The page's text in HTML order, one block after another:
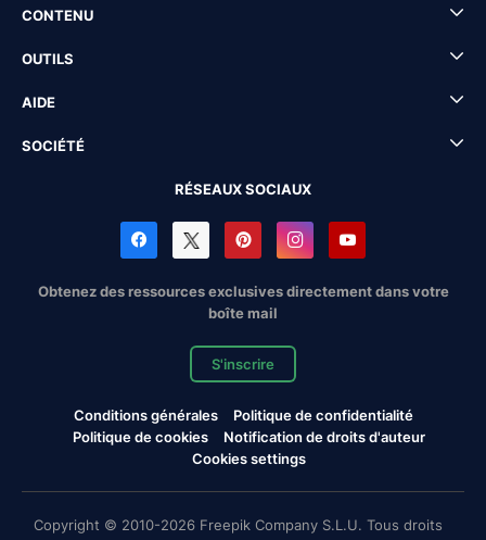
CONTENU
OUTILS
AIDE
SOCIÉTÉ
RÉSEAUX SOCIAUX
Obtenez des ressources exclusives directement dans votre
boîte mail
S'inscrire
Conditions générales
Politique de confidentialité
Politique de cookies
Notification de droits d'auteur
Cookies settings
Copyright © 2010-2026 Freepik Company S.L.U. Tous droits